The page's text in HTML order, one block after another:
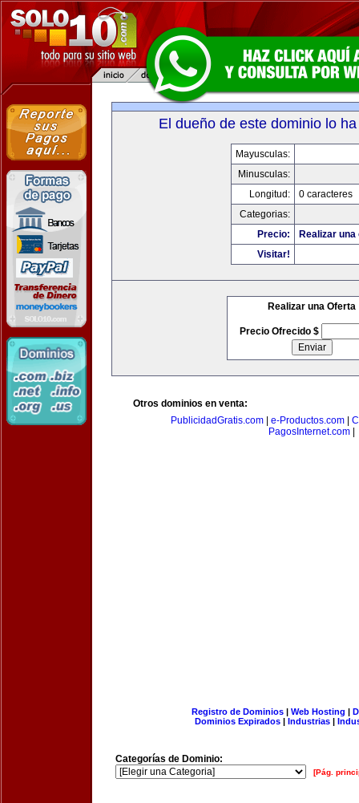
El dueño de este dominio lo
Mayusculas:
Minusculas:
Longitud:
0 caracteres
Categorias:
Precio:
Realizar
Visitar!
Realizar una Oferta
Precio Ofrecido $
Otros dominios en venta:
PublicidadGratis.com
e-Productos.com
PagosInternet.com
Registro de Dominios| Web Hosting |
Dominios Expirados | Industrias |
Categorías de Dominio:
[Pág.